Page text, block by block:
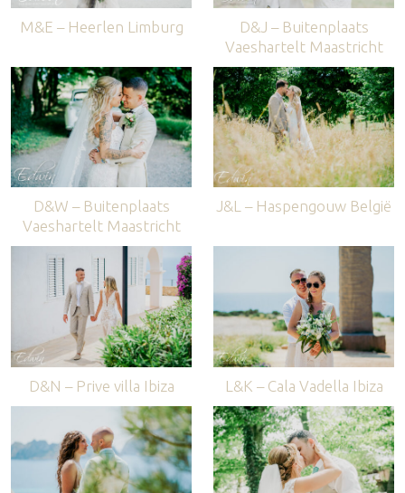
M&E – Heerlen Limburg
D&J – Buitenplaats
Vaeshartelt Maastricht
D&W – Buitenplaats
Vaeshartelt Maastricht
J&L – Haspengouw België
D&N – Prive villa Ibiza L&K – Cala Vadella Ibiza